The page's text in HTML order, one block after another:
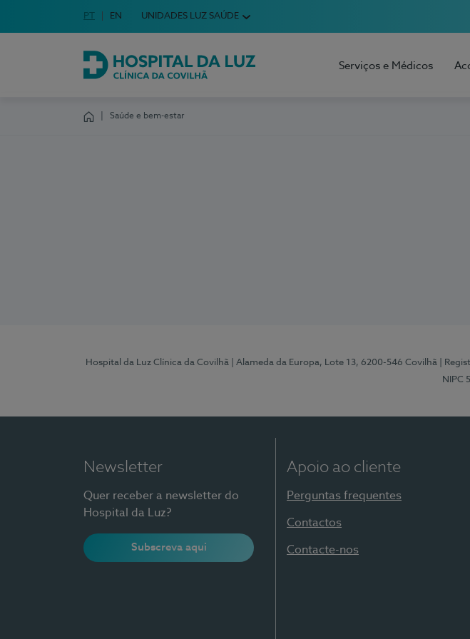
Escolha o seu idioma
Idioma em Português
PT English Language
EN UNIDADES LUZ SAÚDE
Hospital da Luz Clínica da Covilhã
Serviços e Médicos
Saúde e bem-estar
Hospital da Luz Clínica da Covilhã | Alameda da Europa, Lote 13, 6200-546 Covilhã |
NIPC
Newsletter
Quer receber a newsletter do
Hospital da Luz?
Subscreva aqui
Apoio ao cliente
Perguntas frequentes
Contactos
Contacte-nos